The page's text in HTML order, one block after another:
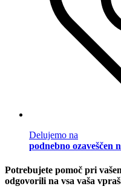
Delujemo na
podnebno ozaveščen
Potrebujete pomoč pri
odgovorili na vsa vaša